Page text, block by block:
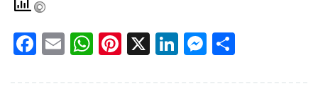
Facebook
EmailWhatsApp
Pinterest
X LinkedIn